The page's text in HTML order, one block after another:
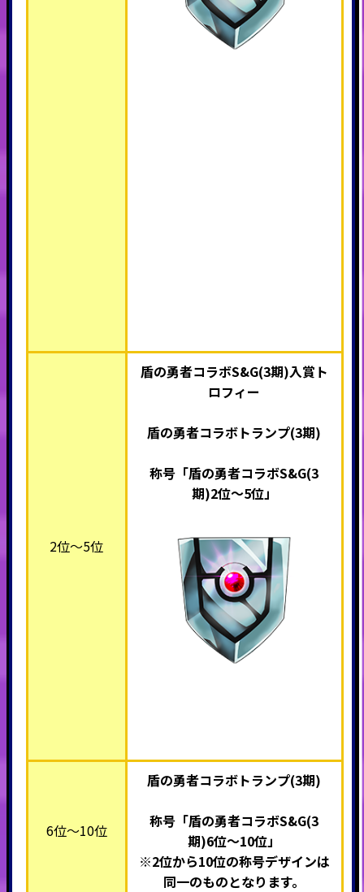
2位～5位
盾の勇者コラボS&G(3期)入賞ト
ロフィー
盾の勇者コラボトランプ(3期)
称号「盾の勇者コラボS&G(3
期)2位～5位」
6位～10位
盾の勇者コラボトランプ(3期)
称号「盾の勇者コラボS&G(3
期)6位～10位」
※2位から10位の称号デザインは
同一のものとなります。